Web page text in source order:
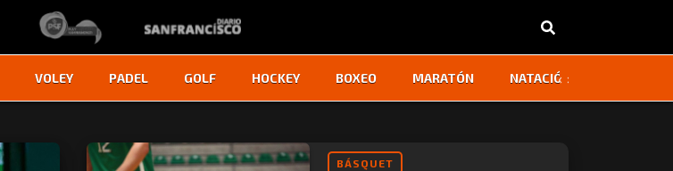
VOLEY PADEL GOLF HOCKEY BOXEO MARATÓN NATACIÓN
‹ ›
BÁSQUET